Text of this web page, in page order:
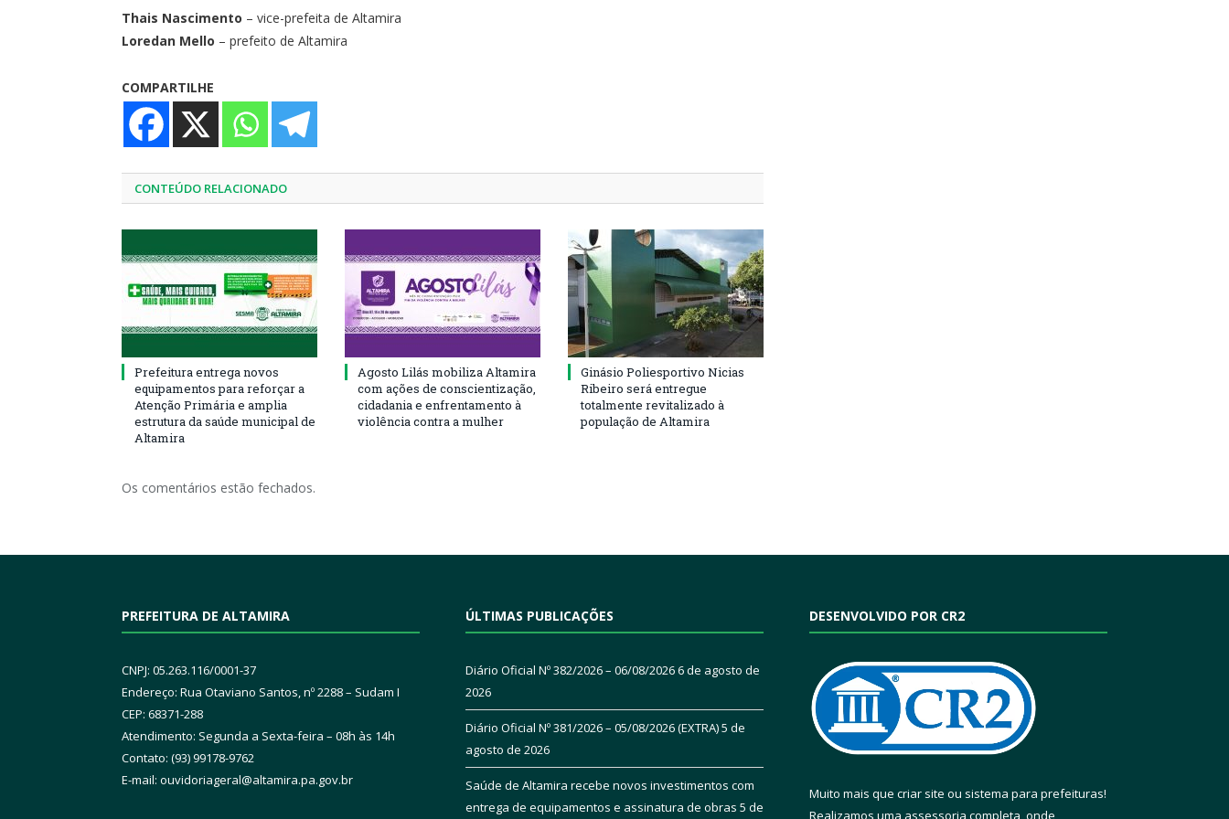
Thais Nascimento – vice-prefeita de Altamira
Loredan Mello – prefeito de Altamira
COMPARTILHE
CONTEÚDO RELACIONADO
Prefeitura entrega novos
equipamentos para reforçar a
Atenção Primária e amplia
estrutura da saúde municipal de
Altamira
Agosto Lilás mobiliza Altamira
com ações de conscientização,
cidadania e enfrentamento à
violência contra a mulher
Ginásio Poliesportivo Nicias
Ribeiro será entregue
totalmente revitalizado à
população de Altamira
Os comentários estão fechados.
PREFEITURA DE ALTAMIRA
CNPJ: 05.263.116/0001-37
Endereço: Rua Otaviano Santos, nº 2288 – Sudam I
CEP: 68371-288
Atendimento: Segunda a Sexta-feira – 08h às 14h
Contato: (93) 99178-9762
E-mail: ouvidoriageral@altamira.pa.gov.br
ÚLTIMAS PUBLICAÇÕES
Diário Oficial Nº 382/2026 – 06/08/20266 de agosto de
2026
Diário Oficial Nº 381/2026 – 05/08/2026 (EXTRA)5 de
agosto de 2026
Saúde de Altamira recebe novos investimentos com
entrega de equipamentos e assinatura de obras 5 de
DESENVOLVIDO POR CR2
Muito mais que criar site ou sistema para prefeituras!
Realizamos uma assessoria completa, onde